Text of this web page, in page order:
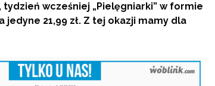
wcześniej „Pielęgniarki” w formie
21,99 zł. Z tej okazji mamy dla